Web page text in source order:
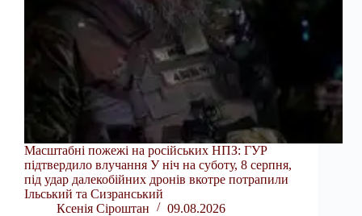
Масштабні пожежі на російських НПЗ: ГУР
підтвердило влучання У ніч на суботу, 8 серпня,
під удар далекобійних дронів вкотре потрапили
Ільський та Сизранський
Ксенія Сіроштан
09.08.2026